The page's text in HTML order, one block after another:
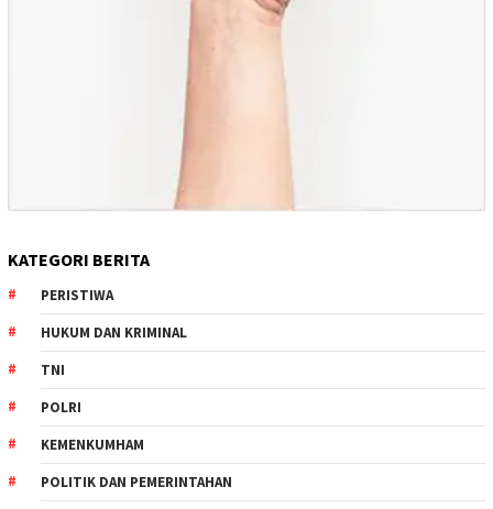
KATEGORI BERITA
PERISTIWA
HUKUM DAN KRIMINAL
TNI
POLRI
KEMENKUMHAM
POLITIK DAN PEMERINTAHAN